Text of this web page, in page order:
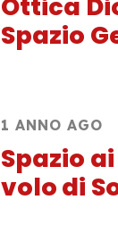
Ottica
Spazio
1 ANNO AGO
Spazio
volo di